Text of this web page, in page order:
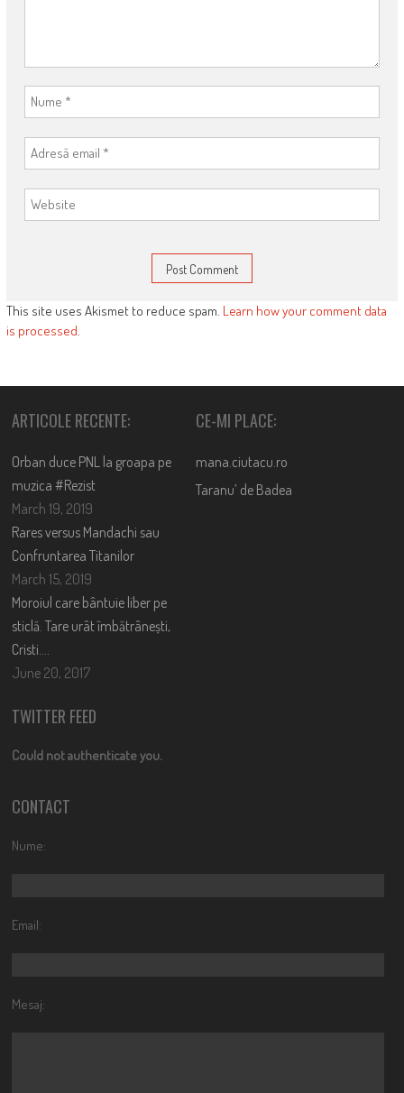
This site uses Akismet to reduce spam. Learn how your comment data
is processed.
ARTICOLE RECENTE:
Orban duce PNL la groapa pe
muzica #Rezist
March 19, 2019
Rares versus Mandachi sau
Confruntarea Titanilor
March 15, 2019
Moroiul care bântuie liber pe
sticlă. Tare urât îmbătrânești,
Cristi….
June 20, 2017
CE-MI PLACE:
mana.ciutacu.ro
Taranu’ de Badea
TWITTER FEED
Could not authenticate you.
CONTACT
Nume:
Email:
Mesaj: